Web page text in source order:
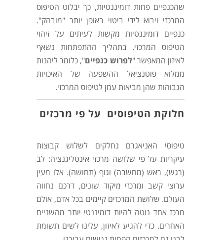
שהכנפיים פחות דומיננטיות, כך יבלוט הטיפוס
המרכזי ויבוא לידי ביטוי באופן יותר "מובהק".
כנפיים דומיננטיות מקשות לעיתים על זיהוי
הטיפוס המרכזי. בתהליך ההתפתחות נשאף
לאיזון המאפשר "לפרוש כנפיים", כלומר ליהנות
ממלוא פוטנציאל ההשפעה של האיכויות
הגבוהות שהן מביאות עמן לטיפוס המרכזי.
חלוקת הטיפוסים על פי מרכזים
טיפוסי האניאגרם נחלקים לשלוש קבוצות
עיקריות על פי שלושה מרכזי אינטליגנציה: לב
(רגש), ראש (מחשבה) וגוף (תחושה). אלו מעין
ערוצי קשב ומרכזי מיקוד שונים, דרכם נחווה
העולם. שלושת המרכזים קיימים בכל אדם, אולם
מרכז אחד נוטה להיות דומיננטי יותר מהשניים
האחרים. כדי להגיע לאיזון, עלינו לשים תשומת